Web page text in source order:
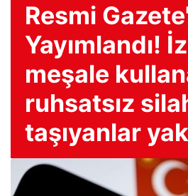
Resmi
Yayımlandı!
meşale
ruhsatsız
taşıyanlar